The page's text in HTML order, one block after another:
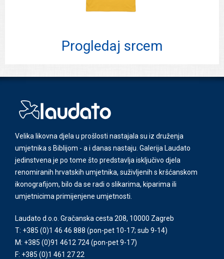
Progledaj srcem
Velika likovna djela u prošlosti nastajala su iz druženja
umjetnika s Biblijom - a i danas nastaju. Galerija Laudato
jedinstvena je po tome što predstavlja isključivo djela
renomiranih hrvatskih umjetnika, suživljenih s kršćanskom
ikonografijom, bilo da se radi o slikarima, kiparima ili
umjetnicima primijenjene umjetnosti.
Laudato d.o.o. Gračanska cesta 208, 10000 Zagreb
T: +385 (0)1 46 46 888 (pon-pet 10-17; sub 9-14)
M: +385 (0)91 4612 724(pon-pet 9-17)
F: +385 (0)1 461 27 22